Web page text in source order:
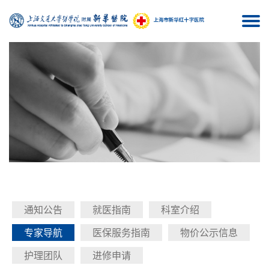
通知公告 就医指南
科室介绍
专家导航
医保服务指南
物价公示信息
护理团队
进修申请